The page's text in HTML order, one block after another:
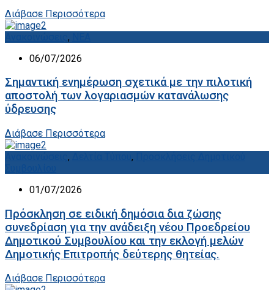
Διάβασε Περισσότερα
,
06/07/2026
Σημαντική ενημέρωση σχετικά με την πιλοτική
αποστολή των λογαριασμών κατανάλωσης
ύδρευσης
Διάβασε Περισσότερα
, ,
01/07/2026
Πρόσκληση σε ειδική δημόσια δια ζώσης
συνεδρίαση για την ανάδειξη νέου Προεδρείου
Δημοτικού Συμβουλίου και την εκλογή μελών
Δημοτικής Επιτροπής δεύτερης θητείας.
Διάβασε Περισσότερα